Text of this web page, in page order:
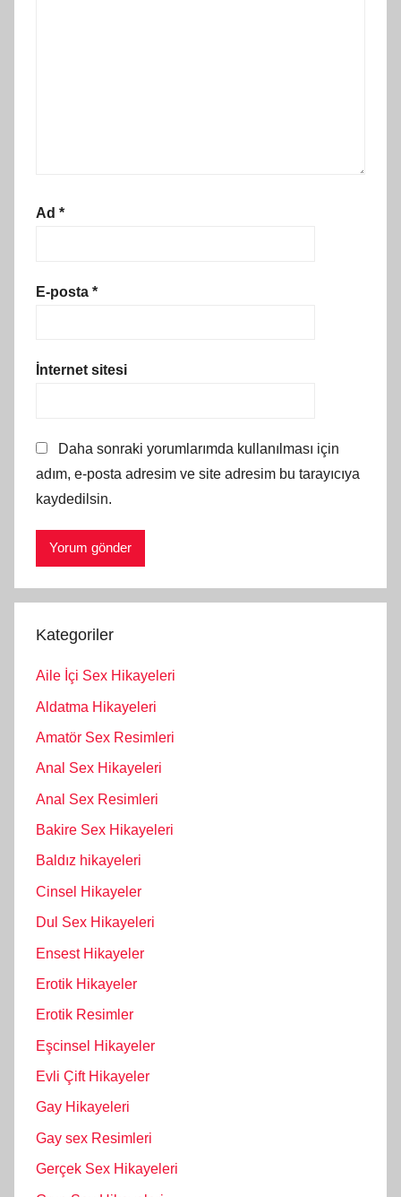
Ad *
E-posta *
İnternet sitesi
Daha sonraki yorumlarımda kullanılması için
adım, e-posta adresim ve site adresim bu tarayıcıya
kaydedilsin.
Kategoriler
Aile İçi Sex Hikayeleri
Aldatma Hikayeleri
Amatör Sex Resimleri
Anal Sex Hikayeleri
Anal Sex Resimleri
Bakire Sex Hikayeleri
Baldız hikayeleri
Cinsel Hikayeler
Dul Sex Hikayeleri
Ensest Hikayeler
Erotik Hikayeler
Erotik Resimler
Eşcinsel Hikayeler
Evli Çift Hikayeler
Gay Hikayeleri
Gay sex Resimleri
Gerçek Sex Hikayeleri